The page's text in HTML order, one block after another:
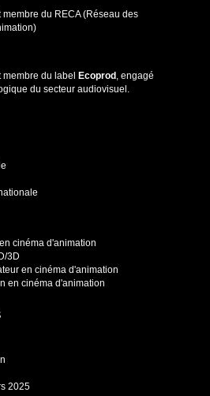
membre du RECA (Réseau des
membre du label Ecoprod , engagé
du secteur audiovisuel.
cinéma d'animation
3D
en cinéma d'animation
en cinéma d'animation
2025